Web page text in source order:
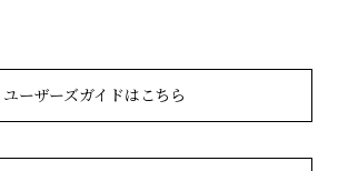
ユーザーズガイドはこちら